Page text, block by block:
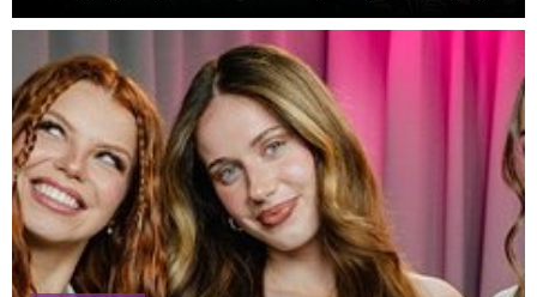
dziś nie szuka miłości na siłę, wspomina si...